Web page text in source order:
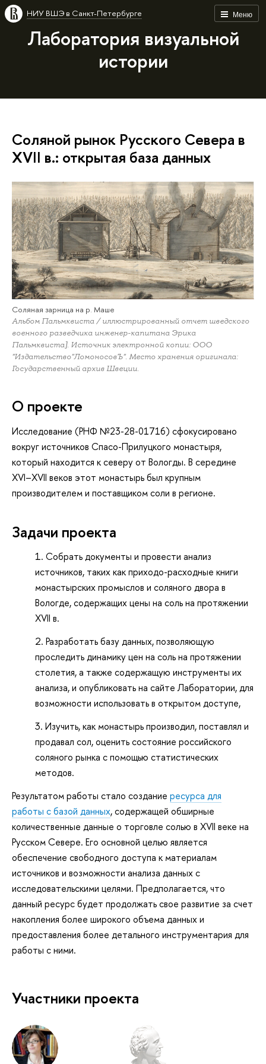
Меню
НИУ ВШЭ в Санкт-Петербурге
Лаборатория визуальной
истории
Соляной рынок Русского Севера в
XVII в.: открытая база данных
Соляная зарница на р. Маше
Альбом Пальмквиста / иллюстрированный отчет шведского
военного разведчика инженер-капитана Эрика
Пальмквиста]. Источник электронной копии: ООО
"Издательство"ЛомоносовЪ". Место хранения оригинала:
Государственный архив Швеции.
О проекте
Исследование (РНФ №23-28-01716) сфокусировано
вокруг источников Спасо-Прилуцкого монастыря,
который находится к северу от Вологды. В середине
XVI–XVII веков этот монастырь был крупным
производителем и поставщиком соли в регионе.
Задачи проекта
Собрать документы и провести анализ
источников, таких как приходо-расходные книги
монастырских промыслов и соляного двора в
Вологде, содержащих цены на соль на протяжении
XVII в.
Разработать базу данных, позволяющую
проследить динамику цен на соль на протяжении
столетия, а также содержащую инструменты их
анализа, и опубликовать на сайте Лаборатории, для
возможности использовать в открытом доступе,
Изучить, как монастырь производил, поставлял и
продавал сол, оценить состояние российского
соляного рынка с помощью статистических
методов.
Результатом работы стало создание ресурса для
работы с базой данных, содержащей обширные
количественные данные о торговле солью в XVII веке на
Русском Севере. Его основной целью является
обеспечение свободного доступа к материалам
источников и возможности анализа данных с
исследовательскими целями. Предполагается, что
данный ресурс будет продолжать свое развитие за счет
накопления более широкого объема данных и
предоставления более детального инструментария для
работы с ними.
Участники проекта